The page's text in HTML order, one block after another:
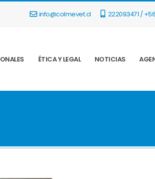
info@colmevet.cl 222093471 /
ÉTICA Y LEGAL NOTICIAS